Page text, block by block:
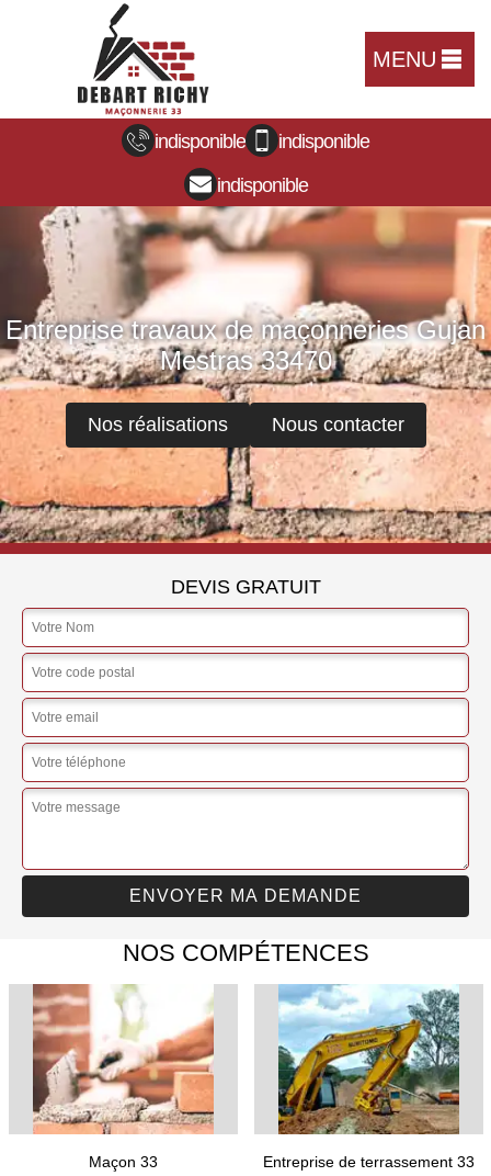
MENU
indisponible
indisponible
indisponible
Entreprise travaux de maçonneries Gujan
Mestras 33470
Nos réalisations Nous contacter
DEVIS GRATUIT
NOS COMPÉTENCES
Maçon 33 Entreprise de terrassement 33